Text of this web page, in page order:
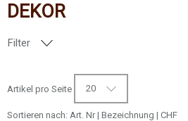
DEKOR
Filter
Artikel pro Seite
20
Sortieren nach: Art. Nr | Bezeichnung | CHF